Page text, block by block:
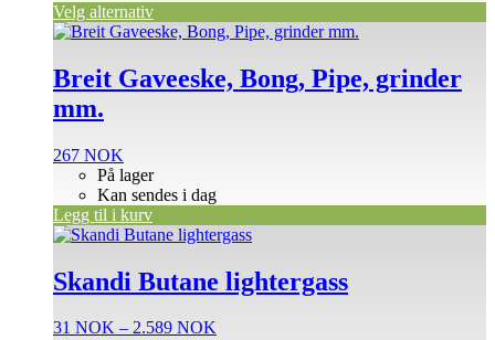
Velg alternativ
Breit Gaveeske, Bong, Pipe, grinder
mm.
267 NOK
På lager
Kan sendes i dag
Legg til i kurv
Skandi Butane lightergass
31 NOK – 2.589 NOK
Dette
har
flere
Alternativene